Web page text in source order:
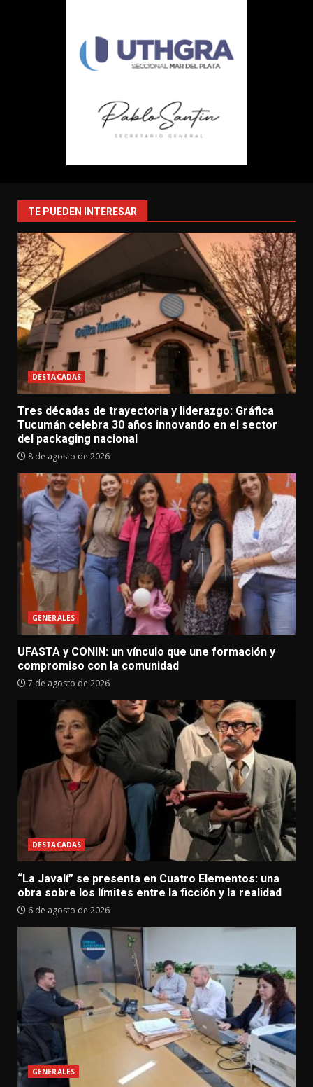
TE PUEDEN INTERESAR
DESTACADAS
Tres décadas de trayectoria y liderazgo: Gráfica
Tucumán celebra 30 años innovando en el sector
del packaging nacional
8 de agosto de 2026
GENERALES
UFASTA y CONIN: un vínculo que une formación y
compromiso con la comunidad
7 de agosto de 2026
DESTACADAS
“La Javalí” se presenta en Cuatro Elementos: una
obra sobre los límites entre la ficción y la realidad
6 de agosto de 2026
GENERALES